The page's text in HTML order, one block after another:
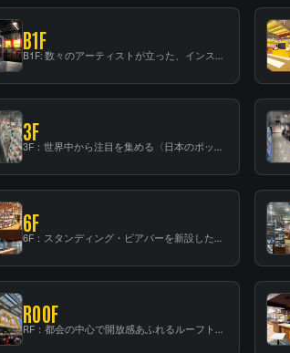
B1F
B1F: 数々のアーティストが立った、インストアイベントの聖地！
3F
3F：世界中から注目を集める〈日本のポップカルチャー〉の発信基地！
6F
6F：スタンディング・ビアバーを新設した日本最大規模のレコード専門フロア！
ROOF
RF：都会の中心で開放感あふれるルーフトップイベントスペース